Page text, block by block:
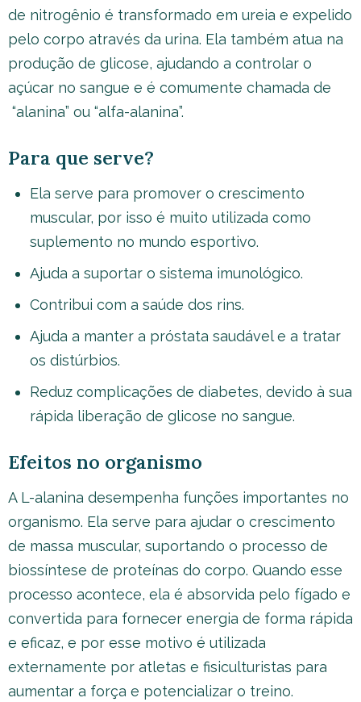
de nitrogênio é transformado em ureia e expelido
pelo corpo através da urina. Ela também atua na
produção de glicose, ajudando a controlar o
açúcar no sangue e é comumente chamada de
“alanina” ou “alfa-alanina”.
Para que serve?
Ela serve para promover o crescimento
muscular, por isso é muito utilizada como
suplemento no mundo esportivo.
Ajuda a suportar o sistema imunológico.
Contribui com a saúde dos rins.
Ajuda a manter a próstata saudável e a tratar
os distúrbios.
Reduz complicações de diabetes, devido à sua
rápida liberação de glicose no sangue.
Efeitos no organismo
A L-alanina desempenha funções importantes no
organismo. Ela serve para ajudar o crescimento
de massa muscular, suportando o processo de
biossíntese de proteínas do corpo. Quando esse
processo acontece, ela é absorvida pelo fígado e
convertida para fornecer energia de forma rápida
e eficaz, e por esse motivo é utilizada
externamente por atletas e fisiculturistas para
aumentar a força e potencializar o treino.